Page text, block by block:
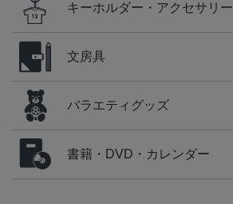
キーホルダー・アクセサリー
文房具
バラエティグッズ
書籍・DVD・カレンダー